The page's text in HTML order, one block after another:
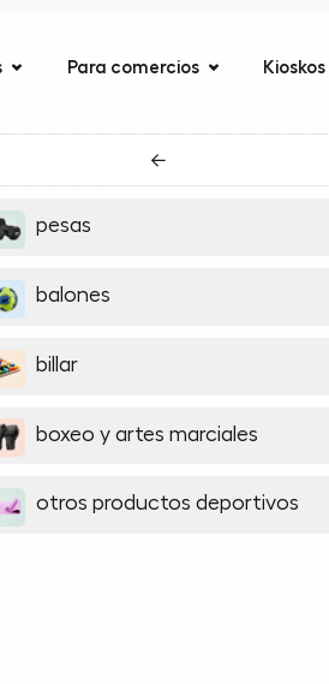
Para comercios Kioskos
←
pesas
balones
billar
boxeo y artes marciales
otros productos deportivos